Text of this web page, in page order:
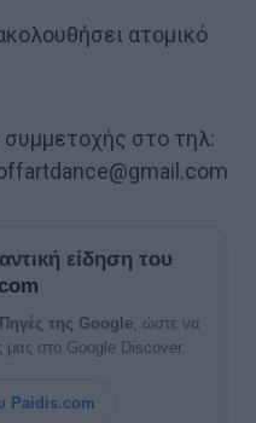
ατομικό
στο τηλ:
είδηση του
της Google , ώστε να
μας στο Google Discover.
Paidis.com